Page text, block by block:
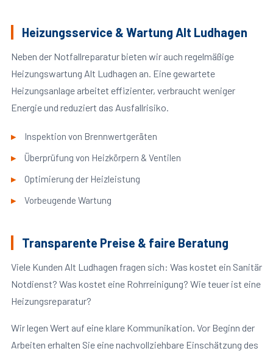
Heizungsservice & Wartung Alt Ludhagen
Neben der Notfallreparatur bieten wir auch regelmäßige
Heizungswartung Alt Ludhagen an. Eine gewartete
Heizungsanlage arbeitet effizienter, verbraucht weniger
Energie und reduziert das Ausfallrisiko.
Inspektion von Brennwertgeräten
Überprüfung von Heizkörpern & Ventilen
Optimierung der Heizleistung
Vorbeugende Wartung
Transparente Preise & faire Beratung
Viele Kunden Alt Ludhagen fragen sich: Was kostet ein Sanitär
Notdienst? Was kostet eine Rohrreinigung? Wie teuer ist eine
Heizungsreparatur?
Wir legen Wert auf eine klare Kommunikation. Vor Beginn der
Arbeiten erhalten Sie eine nachvollziehbare Einschätzung des